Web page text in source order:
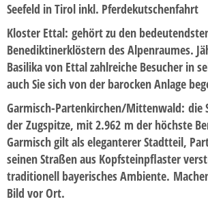
ÜBER UNS
Unser Team
Unser Fuhrpark
Abwicklung
KATALOG
PDF-Kataloge zum
BUSANMIETUNG
Seefeld in Tirol inkl. Pferdekutschenfahrt
Kloster Ettal: gehört zu den
Benediktinerklöstern des Alpenraumes.
Basilika von Ettal zahlreiche Besucher in
auch Sie sich von der barocken Anlage
Garmisch-Partenkirchen/Mittenwald: die
der Zugspitze, mit 2.962 m der höchste
Garmisch gilt als eleganterer Stadtteil,
seinen Straßen aus Kopfsteinpflaster
traditionell bayerisches Ambiente.
Bild vor Ort.